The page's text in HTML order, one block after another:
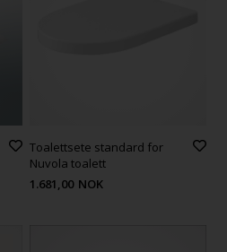
Toalettsete standard for
Nuvola toalett
1.681,00 NOK